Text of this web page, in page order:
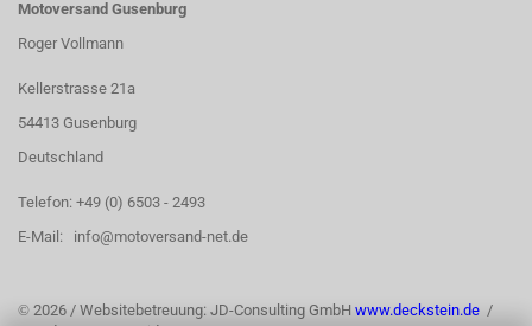
Motoversand Gusenburg
Roger Vollmann
Kellerstrasse 21a
54413 Gusenburg
Deutschland
Telefon: +49 (0) 6503 - 2493
E-Mail: info@motoversand-net.de
© 2026 / Websitebetreuung: JD-Consulting GmbH www.deckstein.de /